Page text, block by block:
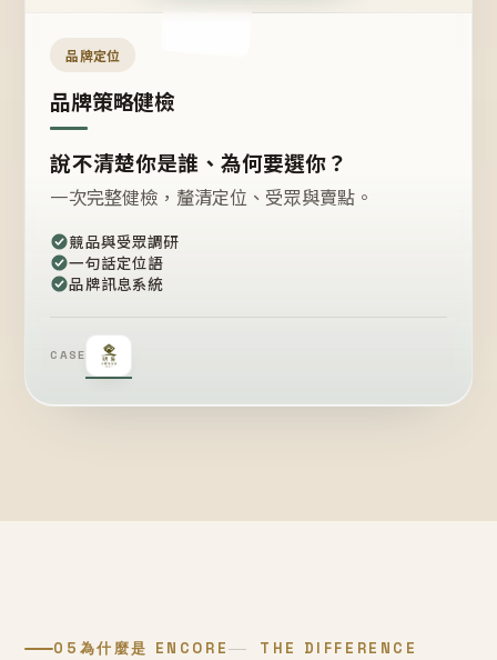
品牌定位
品牌策略健檢
說不清楚你是誰、為何要選你？
一次完整健檢，釐清定位、受眾與賣點。
競品與受眾調研
一句話定位語
品牌訊息系統
CASE
05 為什麼是 ENCORE THE DIFFERENCE